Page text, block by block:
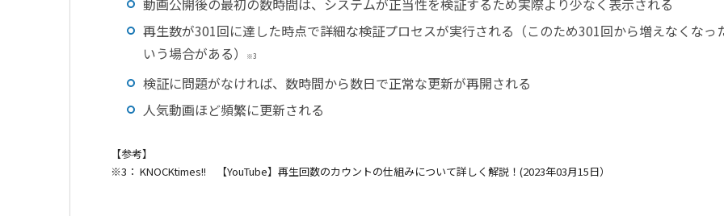
動画公開後の最初の数時間は、システムが正当性を検証するため実際より少なく表示される
再生数が301回に達した時点で詳細な検証プロセスが実行される（このため301回から増えなくなっ
いう場合がある）
※3
検証に問題がなければ、数時間から数日で正常な更新が再開される
人気動画ほど頻繁に更新される
【参考】
※3 ： KNOCKtimes!! 【YouTube】再生回数のカウントの仕組みについて詳しく解説！ (2023年03月15日）